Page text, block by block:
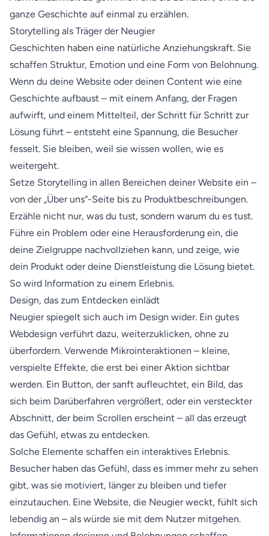
ganze Geschichte auf einmal zu erzählen.
Storytelling als Träger der Neugier
Geschichten haben eine natürliche Anziehungskraft. Sie
schaffen Struktur, Emotion und eine Form von Belohnung.
Wenn du deine Website oder deinen Content wie eine
Geschichte aufbaust – mit einem Anfang, der Fragen
aufwirft, und einem Mittelteil, der Schritt für Schritt zur
Lösung führt – entsteht eine Spannung, die Besucher
fesselt. Sie bleiben, weil sie wissen wollen, wie es
weitergeht.
Setze Storytelling in allen Bereichen deiner Website ein –
von der „Über uns“-Seite bis zu Produktbeschreibungen.
Erzähle nicht nur, was du tust, sondern warum du es tust.
Führe ein Problem oder eine Herausforderung ein, die
deine Zielgruppe nachvollziehen kann, und zeige, wie
dein Produkt oder deine Dienstleistung die Lösung bietet.
So wird Information zu einem Erlebnis.
Design, das zum Entdecken einlädt
Neugier spiegelt sich auch im Design wider. Ein gutes
Webdesign verführt dazu, weiterzuklicken, ohne zu
überfordern. Verwende Mikrointeraktionen – kleine,
verspielte Effekte, die erst bei einer Aktion sichtbar
werden. Ein Button, der sanft aufleuchtet, ein Bild, das
sich beim Darüberfahren vergrößert, oder ein versteckter
Abschnitt, der beim Scrollen erscheint – all das erzeugt
das Gefühl, etwas zu entdecken.
Solche Elemente schaffen ein interaktives Erlebnis.
Besucher haben das Gefühl, dass es immer mehr zu sehen
gibt, was sie motiviert, länger zu bleiben und tiefer
einzutauchen. Eine Website, die Neugier weckt, fühlt sich
lebendig an – als würde sie mit dem Nutzer mitgehen.